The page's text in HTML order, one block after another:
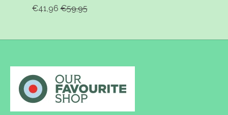
€41,96 €59,95